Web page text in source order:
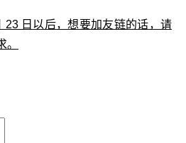
23 日以后，想要加友链的话，请